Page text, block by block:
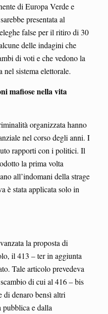
di Europa Verde e
presentata al
false per il ritiro di 30
delle indagini che
di voti e che vedono la
sistema elettorale.
mafiose nella vita
organizzata hanno
nel corso degli anni. I
rapporti con i politici. Il
la prima volta
all’indomani della strage
è stata applicata solo in
la proposta di
il 413 – ter in aggiunta
Tale articolo prevedeva
di cui al 416 – bis
di denaro bensì altri
pubblica e dalla